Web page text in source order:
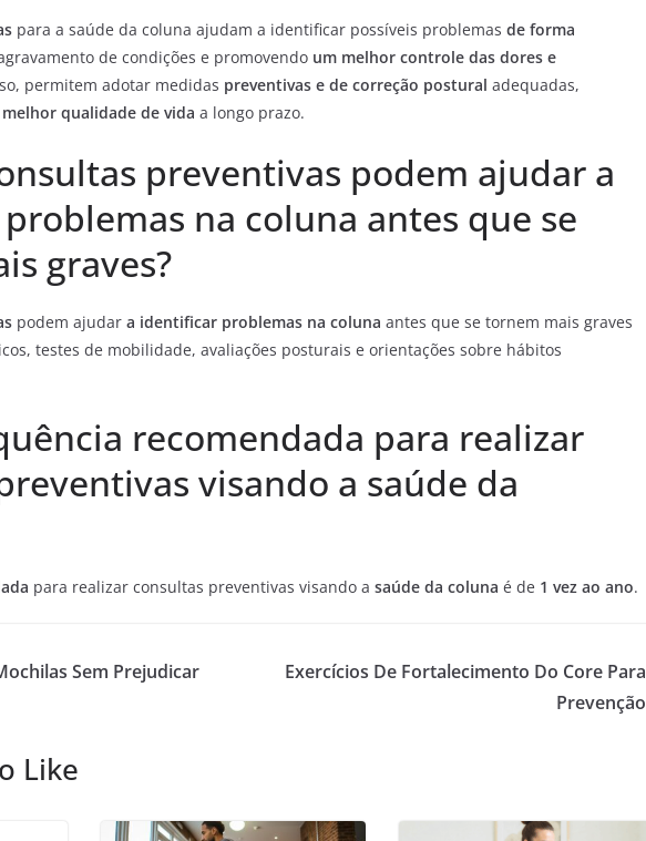
para a saúde da coluna ajudam a identificar possíveis problemas de forma
de condições e promovendo um melhor controle das dores e
permitem adotar medidas preventivas e de correção postural adequadas,
melhor qualidade de vida a longo prazo.
preventivas podem ajudar a
na coluna antes que se
graves?
podem ajudar a identificar problemas na coluna antes que se tornem mais graves
testes de mobilidade, avaliações posturais e orientações sobre hábitos
recomendada para realizar
visando a saúde da
para realizar consultas preventivas visando a saúde da coluna é de 1 vez ao ano.
Sem Prejudicar
Exercícios De Fortalecimento Do Core Para
Prevenção
Like